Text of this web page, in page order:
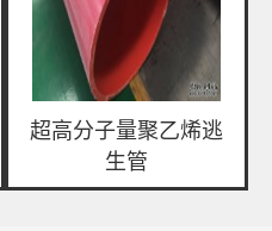
超高分子量聚乙烯逃
生管